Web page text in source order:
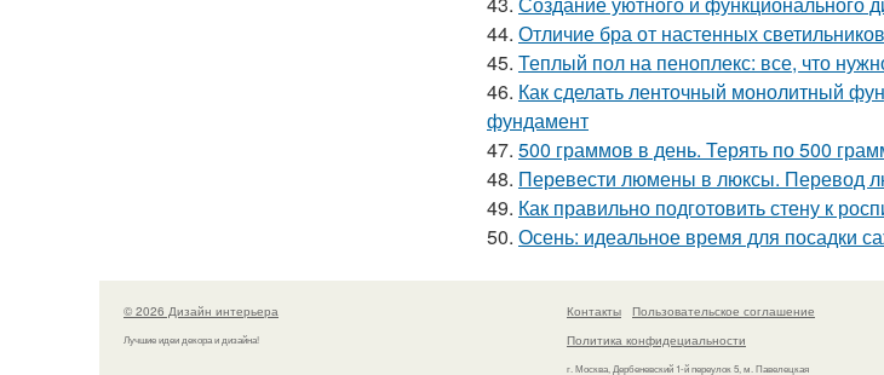
44. Отличие бра от настенных
45. Теплый пол на пеноплекс: все, что
46. Как сделать ленточный монолитный
фундамент
47. 500 граммов в день. Терять по 500
48. Перевести люмены в люксы. Перевод
49. Как правильно подготовить стену к
50. Осень: идеальное время для посадки
© 2026 Дизайн интерьера
Лучшие идеи декора и дизайна!
Контакты
Пользовательское соглашение
Политика конфидециальности
г. Москва, Дербеневский 1-й переулок 5, м. Павелецкая